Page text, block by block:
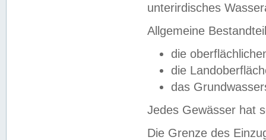
unterirdisches
Allgemeine
die
die
das
Jedes Gewässer hat
Die Grenze des